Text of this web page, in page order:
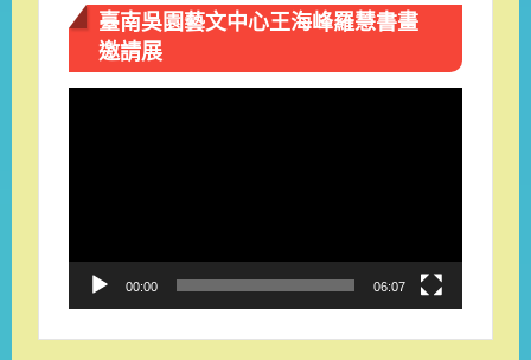
臺南吳園藝文中心王海峰羅慧書畫
邀請展
00:00 06:07